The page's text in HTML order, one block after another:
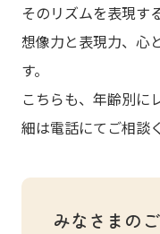
そのリズムを表現す
想像力と表現力、心
す。
こちらも、年齢別に
細は電話にてご相談
みなさまの